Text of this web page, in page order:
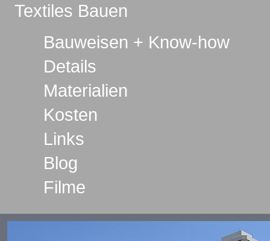
Textiles Bauen
Bauweisen + Know-how
Details
Materialien
Kosten
Links
Blog
Filme